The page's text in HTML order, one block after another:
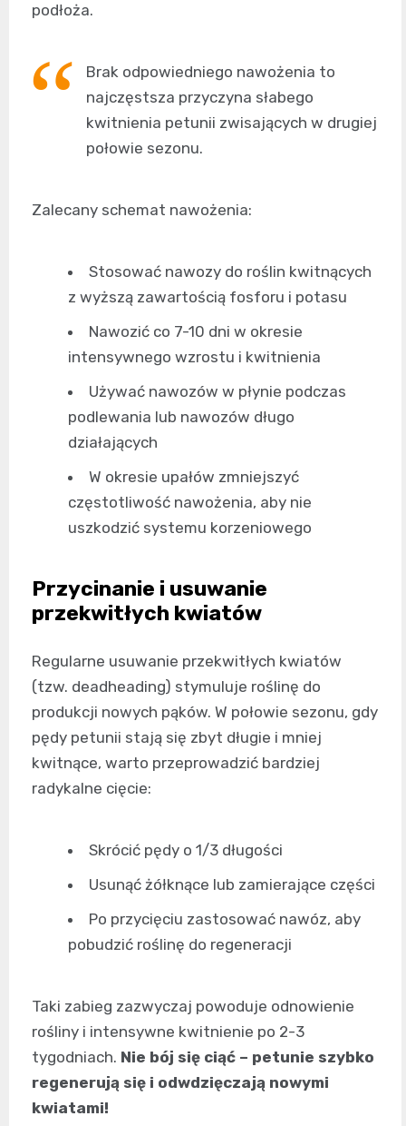
podłoża.
Brak odpowiedniego nawożenia to
najczęstsza przyczyna słabego
kwitnienia petunii zwisających w drugiej
połowie sezonu.
Zalecany schemat nawożenia:
Stosować nawozy do roślin kwitnących
z wyższą zawartością fosforu i potasu
Nawozić co 7-10 dni w okresie
intensywnego wzrostu i kwitnienia
Używać nawozów w płynie podczas
podlewania lub nawozów długo
działających
W okresie upałów zmniejszyć
częstotliwość nawożenia, aby nie
uszkodzić systemu korzeniowego
Przycinanie i usuwanie
przekwitłych kwiatów
Regularne usuwanie przekwitłych kwiatów
(tzw. deadheading) stymuluje roślinę do
produkcji nowych pąków. W połowie sezonu, gdy
pędy petunii stają się zbyt długie i mniej
kwitnące, warto przeprowadzić bardziej
radykalne cięcie:
Skrócić pędy o 1/3 długości
Usunąć żółknące lub zamierające części
Po przycięciu zastosować nawóz, aby
pobudzić roślinę do regeneracji
Taki zabieg zazwyczaj powoduje odnowienie
rośliny i intensywne kwitnienie po 2-3
tygodniach. Nie bój się ciąć – petunie szybko
regenerują się i odwdzięczają nowymi
kwiatami!